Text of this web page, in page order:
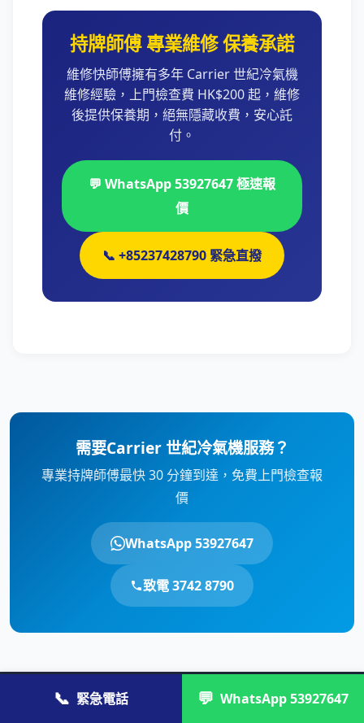
持牌師傅 專業維修 保養承諾
維修快師傅擁有多年 Carrier 世紀冷氣機
維修經驗，上門檢查費 HK$200 起，維修
後提供保養期，絕無隱藏收費，安心託
付。
💬 WhatsApp 53927647 極速報
價
📞 +85237428790 緊急直撥
需要Carrier 世紀冷氣機服務？
專業持牌師傅最快 30 分鐘到達，免費上門檢查報
價
WhatsApp 53927647
致電 3742 8790
📞 緊急電話 💬 WhatsApp 53927647